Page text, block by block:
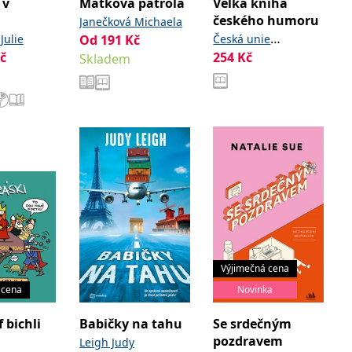
Matková patrola
Janečková Michaela
Od 191 Kč
Skladem
Velká kniha
českého humoru
Česká unie
karikaturistů
254 Kč
bichli Babičky na tahu
Leigh Judy
Výjimečná cena
Novinka
Se srdečným
pozdravem